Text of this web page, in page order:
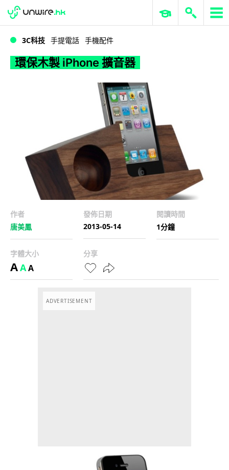
環保木製 iPhone 擴音器
WWDC 2026 ERP 與商業 AI
3C科技 手提電話 手機配件
環保木製 iPhone 擴音器
作者
唐美鳳
發佈日期
2013-05-14
閱讀時間
1分鐘
字體大小
AAA
分享
ADVERTISEMENT